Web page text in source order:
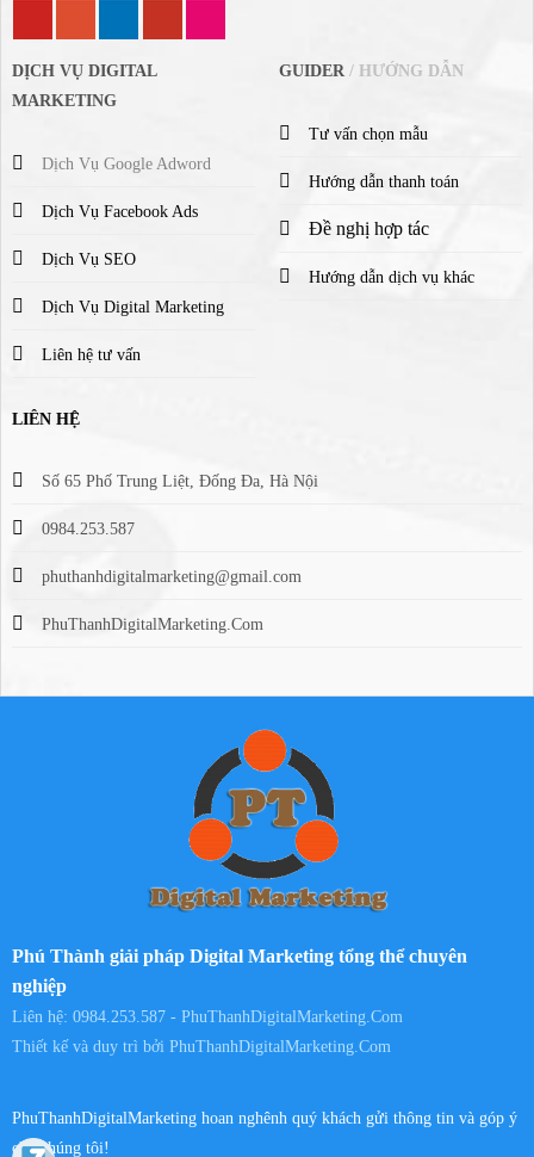
DỊCH VỤ DIGITAL
MARKETING
Dịch Vụ Google Adword
Dịch Vụ Facebook Ads
Dịch Vụ SEO
Dịch Vụ Digital Marketing
Liên hệ tư vấn
GUIDER / HƯỚNG DẪN
Tư vấn chọn mẫu
Hướng dẫn thanh toán
Đề nghị hợp tác
Hướng dẫn dịch vụ khác
LIÊN HỆ
Số 65 Phố Trung Liệt, Đống Đa, Hà Nội
0984.253.587
phuthanhdigitalmarketing@gmail.com
PhuThanhDigitalMarketing.Com
Phú Thành giải pháp Digital Marketing tổng thể chuyên
nghiệp
Liên hệ: 0984.253.587 - PhuThanhDigitalMarketing.Com
Thiết kế và duy trì bởi PhuThanhDigitalMarketing.Com
PhuThanhDigitalMarketing hoan nghênh quý khách gửi thông tin và góp ý
cho chúng tôi!